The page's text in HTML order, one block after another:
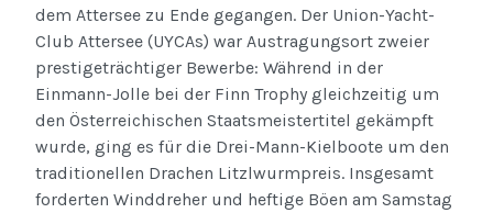
dem Attersee zu Ende gegangen. Der Union-Yacht-
Club Attersee (UYCAs) war Austragungsort zweier
prestigeträchtiger Bewerbe: Während in der
Einmann-Jolle bei der Finn Trophy gleichzeitig um
den Österreichischen Staatsmeistertitel gekämpft
wurde, ging es für die Drei-Mann-Kielboote um den
traditionellen Drachen Litzlwurmpreis. Insgesamt
forderten Winddreher und heftige Böen am Samstag